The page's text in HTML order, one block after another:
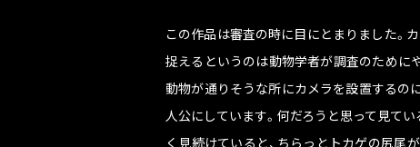
この作品は審査の時に目にとまりました。
捉えるというのは動物学者が調査のために
動物が通りそうな所にカメラを設置するの
人公にしています。何だろうと思って見て
く見続けていると、ちらっとトカゲの尻尾